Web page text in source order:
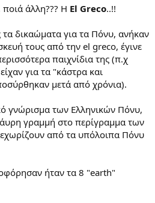
ποιά άλλη??? Η El Greco..!!
δικαώματα για τα Πόνυ, ανήκαν
τους από την el greco, έγινε
παιχνίδια της (π.χ
για τα "κάστρα και
μετά από χρόνια).
γνώρισμα των Ελληνικών Πόνυ,
γραμμή στο περίγραμμα των
από τα υπόλοιπα Πόνυ
ήταν τα 8 "earth"